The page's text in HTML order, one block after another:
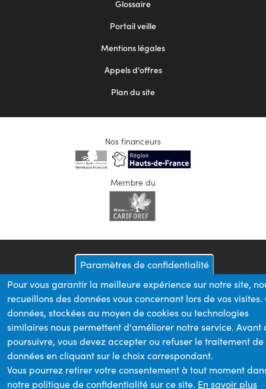
Glossaire
Portail veille
Mentions légales
Appels d'offres
Plan du site
Nos financeurs
Membre du
Paramètres de confidentialité
Pour vous garantir la meilleure expérience sur notre site,
recueillons des données vous concernant lors de vos visites.
données, stockées au moyen de cookies ou technologies
similaires nous permettent d'améliorer notre service. Avant
poursuivre, vous devez accepter ou refuser le traitement de
données en cliquant sur le choix correspondant.
Vous pourrez retirer votre consentement à tout moment
notre politique de confidentialité sur ce site. En savoir plus